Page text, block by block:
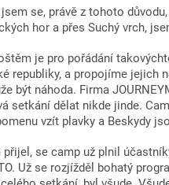
se, právě z tohoto
hor a přes Suchý vrch,
je pro pořádání
republiky, a propojíme
být náhoda. Firma
setkání dělat nikde jinde.
vzít plavky a Beskydy
přijel, se camp už plnil
Už se rozjížděl bohatý